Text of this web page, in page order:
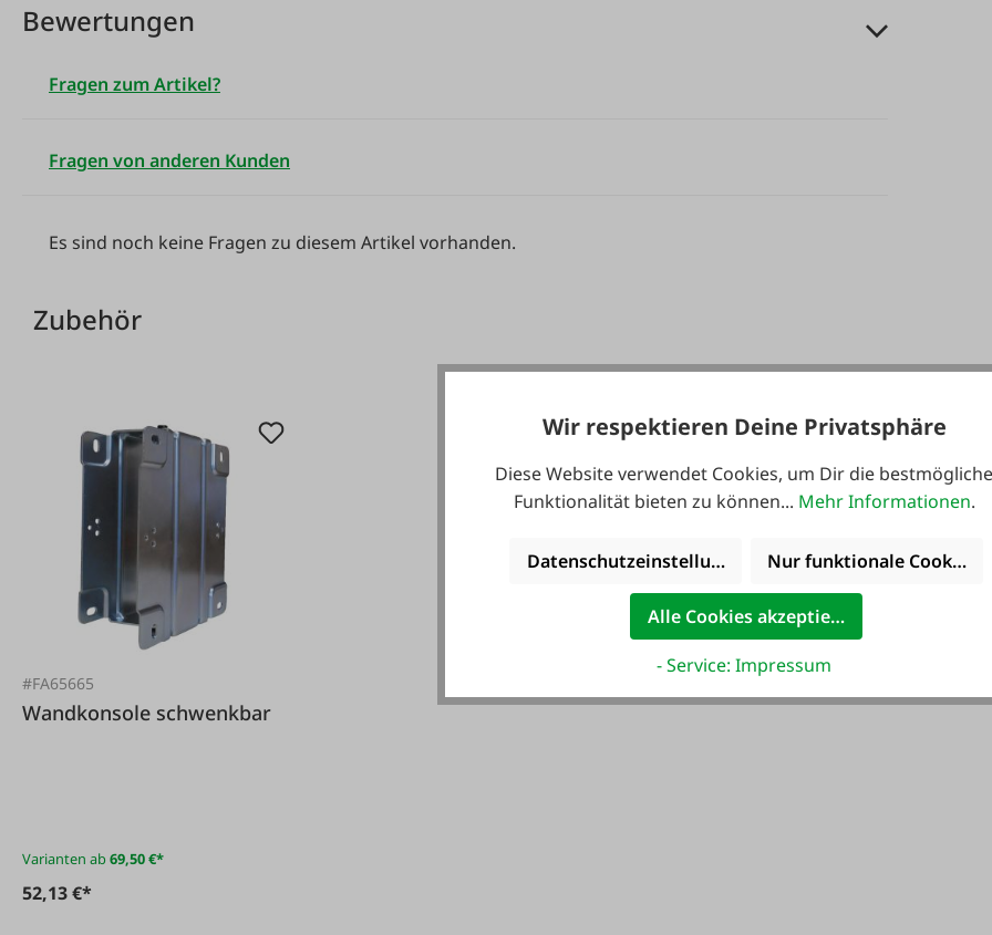
Bewertungen
Fragen zum Artikel?
Fragen von anderen Kunden
Es sind noch keine Fragen zu diesem Artikel vorhanden.
Zubehör
#FA65665
Wandkonsole schwenkbar
Varianten ab69,50 €*
52,13 €*
Wir respektieren Deine Privatsphäre
Diese Website verwendet Cookies, um Dir die bestmögliche
Funktionalität bieten zu können... Mehr Informationen.
Datenschutzeinstellungen Nur funktionale Cookies
Alle Cookies akzeptieren
- Service: Impressum